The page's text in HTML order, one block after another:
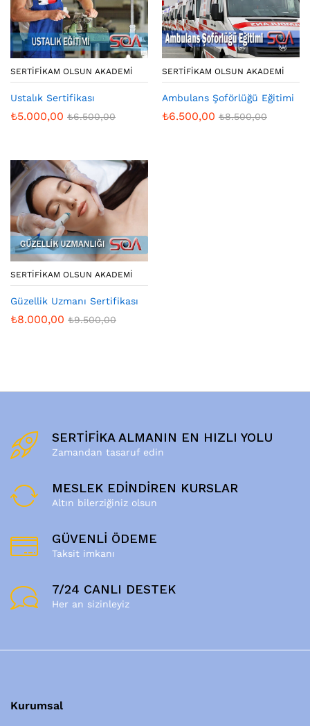
SERTIFIKAM OLSUN AKADEMI
Ustalık Sertifikası
₺5.000,00 ₺6.500,00
SERTIFIKAM OLSUN AKADEMI
Ambulans Şoförlüğü Eğitimi
₺6.500,00 ₺8.500,00
SERTIFIKAM OLSUN AKADEMI
Güzellik Uzmanı Sertifikası
₺8.000,00 ₺9.500,00
SERTİFİKA ALMANIN EN HIZLI YOLU
Zamandan tasaruf edin
MESLEK EDİNDİREN KURSLAR
Altın bilerziğiniz olsun
GÜVENLİ ÖDEME
Taksit imkanı
7/24 CANLI DESTEK
Her an sizinleyiz
Kurumsal